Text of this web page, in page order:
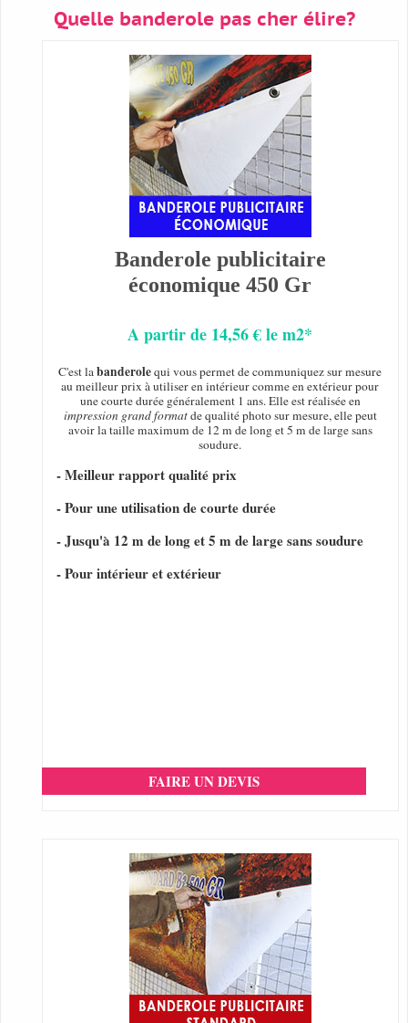
Quelle banderole pas cher élire?
Banderole publicitaire
économique 450 Gr
A partir de 14,56 € le m2*
C'est labanderolequi vous permet de communiquez sur mesure
au meilleur prix à utiliser en intérieur comme en extérieur pour
une courte durée généralement 1 ans. Elle est réalisée en
impression grand formatde qualité photo sur mesure, elle peut
avoir la taille maximum de 12 m de long et 5 m de large sans
soudure.
- Meilleur rapport qualité prix
- Pour une utilisation de courte durée
- Jusqu'à 12 m de long et 5 m de large sans soudure
- Pour intérieur et extérieur
FAIRE UN DEVIS